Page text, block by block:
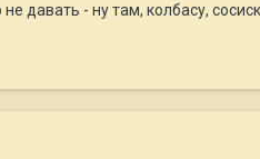
давать - ну там, колбасу,